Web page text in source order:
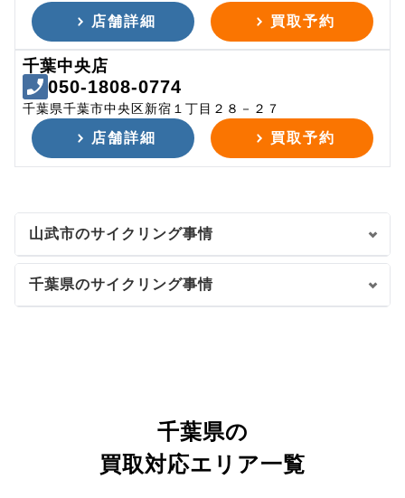
店舗詳細 買取予約
千葉中央店
050-1808-0774
千葉県千葉市中央区新宿１丁目２８－２７
店舗詳細 買取予約
山武市のサイクリング事情
千葉県のサイクリング事情
千葉県の
買取対応エリア一覧